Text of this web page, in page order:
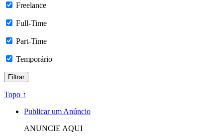
Freelance
Full-Time
Part-Time
Temporário
Topo ↑
Publicar um Anúncio
ANUNCIE AQUI